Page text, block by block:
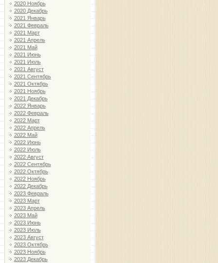
2020 Ноябрь
2020 Декабрь
2021 Январь
2021 Февраль
2021 Март
2021 Апрель
2021 Май
2021 Июнь
2021 Июль
2021 Август
2021 Сентябрь
2021 Октябрь
2021 Ноябрь
2021 Декабрь
2022 Январь
2022 Февраль
2022 Март
2022 Апрель
2022 Май
2022 Июнь
2022 Июль
2022 Август
2022 Сентябрь
2022 Октябрь
2022 Ноябрь
2022 Декабрь
2023 Февраль
2023 Март
2023 Апрель
2023 Май
2023 Июнь
2023 Июль
2023 Август
2023 Октябрь
2023 Ноябрь
2023 Декабрь